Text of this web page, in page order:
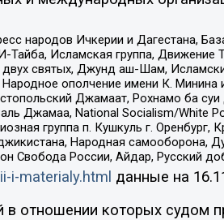
народов Ичкерии и Дагестана,
Исламская группа, Движение
святых, Джунд аш-Шам,
ополчение имени К.
Джамаат, Рохнамо ба суи
Джамаа, National Socialism/White
группа п. Кушкуль г. Оренбург,
Народная самооборона,
Свобода России, Айдар, Русский
i-materialy.html данные на
отношении которых судом